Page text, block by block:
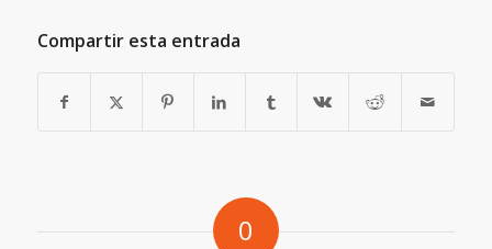
Compartir esta entrada
0